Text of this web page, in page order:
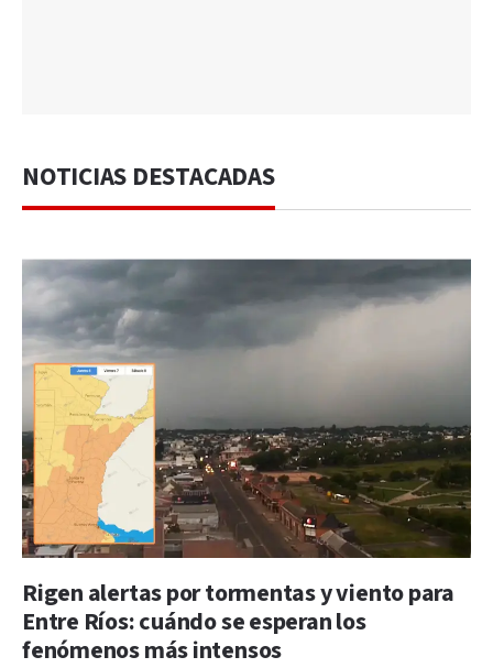
NOTICIAS DESTACADAS
Rigen alertas por tormentas y viento para
Entre Ríos: cuándo se esperan los
fenómenos más intensos